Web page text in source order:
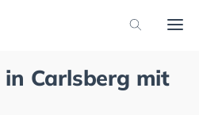
in Carlsberg mit